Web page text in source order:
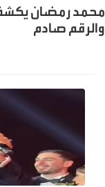
محمد رمضان يكشف
والرقم صادم